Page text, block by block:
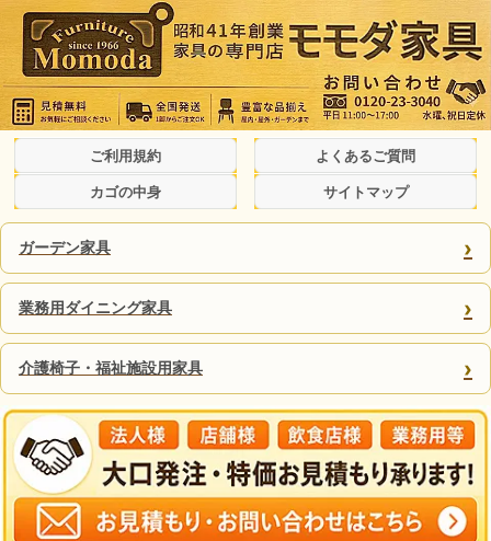
ご利用規約 よくあるご質問
カゴの中身 サイトマップ
ガーデン家具 ›
業務用ダイニング家具 ›
介護椅子・福祉施設用家具 ›